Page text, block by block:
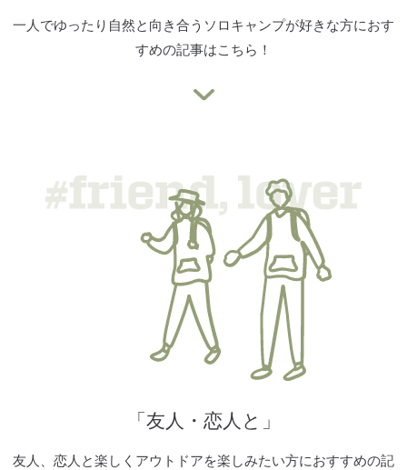
一人でゆったり自然と向き合うソロキャンプが好きな方におす
すめの記事はこちら！
「友人・恋人と」
友人、恋人と楽しくアウトドアを楽しみたい方におすすめの記